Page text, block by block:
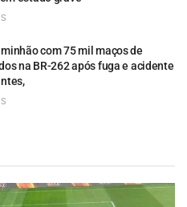
com 75 mil maços de
na BR-262 após fuga e acidente